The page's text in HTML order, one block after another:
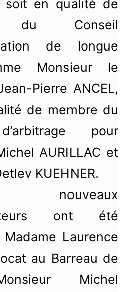
soit en qualité de
du Conseil
de longue
Monsieur le
Pierre ANCEL,
de membre du
pour
AURILLAC et
KUEHNER.
nouveaux
ont été
Laurence
au Barreau de
Michel